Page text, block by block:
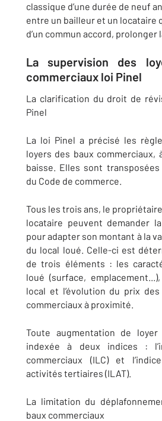
classique d’une durée de neuf
entre un bailleur et un locataire
d’un commun accord, prolonger
La supervision des
commerciaux loi Pinel
La clarification du droit de
Pinel
La loi Pinel a précisé les
loyers des baux commerciaux,
baisse. Elles sont transposées
du Code de commerce.
Tous les trois ans, le
locataire peuvent demander
pour adapter son montant à la
du local loué. Celle-ci est
de trois éléments : les
loué (surface,
local et l’évolution du prix
commerciaux à proximité.
Toute augmentation de
indexée à deux indices :
commerciaux (ILC) et
activités tertiaires (ILAT).
La limitation du
baux commerciaux